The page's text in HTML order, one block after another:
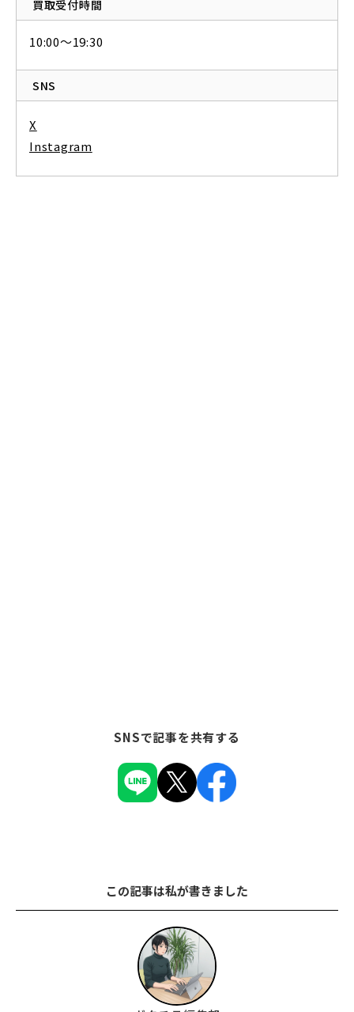
買取受付時間
10:00～19:30
SNS
X
Instagram
SNSで記事を共有する
この記事は私が書きました